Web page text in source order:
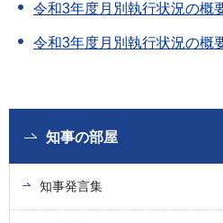
令和3年度月別執行状況の概
令和3年度月別執行状況の概
知事の部屋
知事発言集